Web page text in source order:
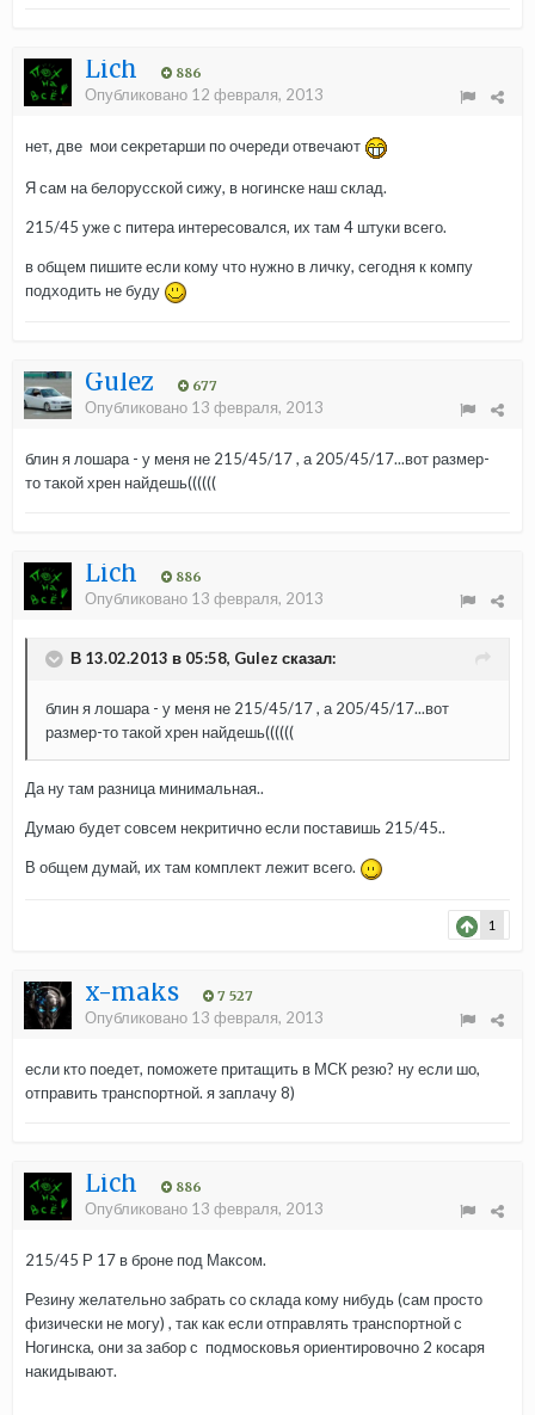
Lich 886
Опубликовано 12 февраля, 2013
нет, две мои секретарши по очереди отвечают
Я сам на белорусской сижу, в ногинске наш склад.
215/45 уже с питера интересовался, их там 4 штуки всего.
в общем пишите если кому что нужно в личку, сегодня к компу
подходить не буду
Gulez 677
Опубликовано 13 февраля, 2013
блин я лошара - у меня не 215/45/17 , а 205/45/17...вот размер-
то такой хрен найдешь((((((
Lich 886
Опубликовано 13 февраля, 2013
В 13.02.2013 в 05:58, Gulez сказал:
блин я лошара - у меня не 215/45/17 , а 205/45/17...вот
размер-то такой хрен найдешь((((((
Да ну там разница минимальная..
Думаю будет совсем некритично если поставишь 215/45..
В общем думай, их там комплект лежит всего.
1
x-maks 7 527
Опубликовано 13 февраля, 2013
если кто поедет, поможете притащить в МСК резю? ну если шо,
отправить транспортной. я заплачу 8)
Lich 886
Опубликовано 13 февраля, 2013
215/45 Р 17 в броне под Максом.
Резину желательно забрать со склада кому нибудь (сам просто
физически не могу) , так как если отправлять транспортной с
Ногинска, они за забор с подмосковья ориентировочно 2 косаря
накидывают.